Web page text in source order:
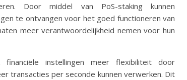
Door middel van PoS-staking kunnen
te ontvangen voor het goed functioneren van
meer verantwoordelijkheid nemen voor hun
instellingen meer flexibiliteit door
transacties per seconde kunnen verwerken. Dit